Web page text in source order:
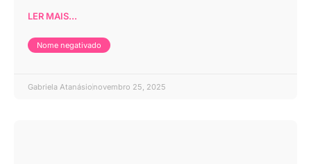
LER MAIS...
Nome negativado
Gabriela Atanásio novembro 25, 2025